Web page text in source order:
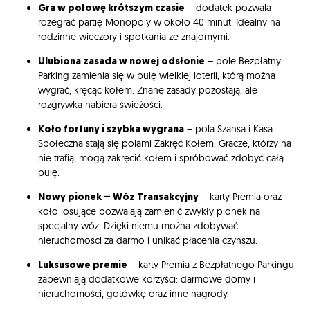
Gra w połowę krótszym czasie – dodatek pozwala
rozegrać partię Monopoly w około 40 minut. Idealny na
rodzinne wieczory i spotkania ze znajomymi.
Ulubiona zasada w nowej odsłonie – pole Bezpłatny
Parking zamienia się w pulę wielkiej loterii, którą można
wygrać, kręcąc kołem. Znane zasady pozostają, ale
rozgrywka nabiera świeżości.
Koło fortuny i szybka wygrana – pola Szansa i Kasa
Społeczna stają się polami Zakręć Kołem. Gracze, którzy na
nie trafią, mogą zakręcić kołem i spróbować zdobyć całą
pulę.
Nowy pionek – Wóz Transakcyjny – karty Premia oraz
koło losujące pozwalają zamienić zwykły pionek na
specjalny wóz. Dzięki niemu można zdobywać
nieruchomości za darmo i unikać płacenia czynszu.
Luksusowe premie – karty Premia z Bezpłatnego Parkingu
zapewniają dodatkowe korzyści: darmowe domy i
nieruchomości, gotówkę oraz inne nagrody.